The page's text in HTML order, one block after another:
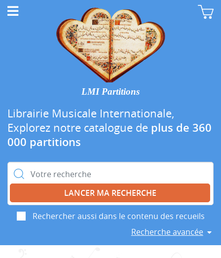
LMI Partitions
Librairie Musicale Internationale,
Explorez notre catalogue de plus de 360
000 partitions
Rechercher :
Rechercher aussi dans le contenu des recueils
Recherche avancée